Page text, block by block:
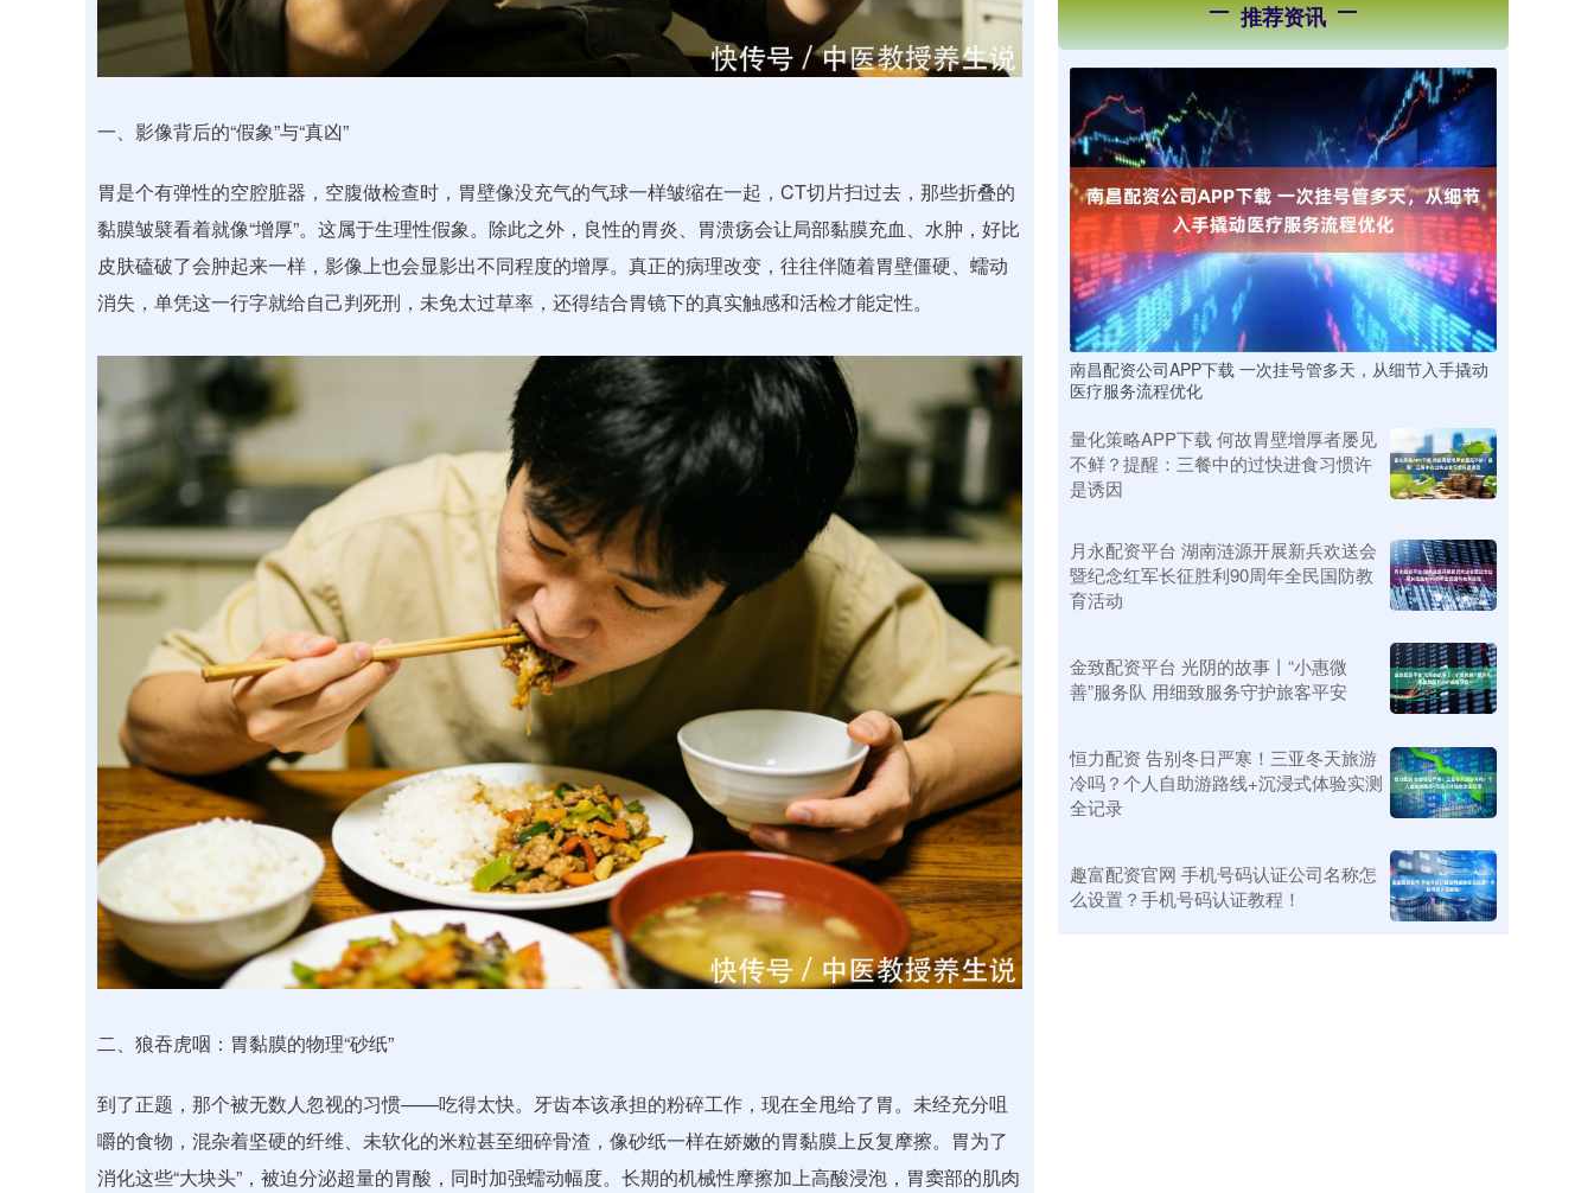
一、影像背后的“假象”与“真凶”
胃是个有弹性的空腔脏器，空腹做检查时，胃壁像没充气的气球一样皱缩在一起，CT切片扫过去，那些折叠的
黏膜皱襞看着就像“增厚”。这属于生理性假象。除此之外，良性的胃炎、胃溃疡会让局部黏膜充血、水肿，好比
皮肤磕破了会肿起来一样，影像上也会显影出不同程度的增厚。真正的病理改变，往往伴随着胃壁僵硬、蠕动
消失，单凭这一行字就给自己判死刑，未免太过草率，还得结合胃镜下的真实触感和活检才能定性。
二、狼吞虎咽：胃黏膜的物理“砂纸”
到了正题，那个被无数人忽视的习惯——吃得太快。牙齿本该承担的粉碎工作，现在全甩给了胃。未经充分咀
嚼的食物，混杂着坚硬的纤维、未软化的米粒甚至细碎骨渣，像砂纸一样在娇嫩的胃黏膜上反复摩擦。胃为了
消化这些“大块头”，被迫分泌超量的胃酸，同时加强蠕动幅度。长期的机械性摩擦加上高酸浸泡，胃窦部的肌肉
推荐资讯
南昌配资公司APP下载 一次挂号管多天，从细节入手撬动
医疗服务流程优化
量化策略APP下载 何故胃壁增厚者屡见
不鲜？提醒：三餐中的过快进食习惯许
是诱因
月永配资平台 湖南涟源开展新兵欢送会
暨纪念红军长征胜利90周年全民国防教
育活动
金致配资平台 光阴的故事丨“小惠微
善”服务队 用细致服务守护旅客平安
恒力配资 告别冬日严寒！三亚冬天旅游
冷吗？个人自助游路线+沉浸式体验实测
全记录
趣富配资官网 手机号码认证公司名称怎
么设置？手机号码认证教程！